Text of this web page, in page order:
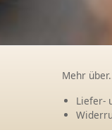
Mehr
Liefer-